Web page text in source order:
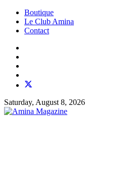
Boutique
Le Club Amina
Contact
Saturday, August 8, 2026